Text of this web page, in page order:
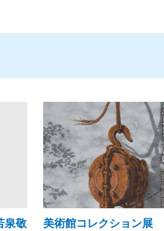
泉敬
美術館コレクション展